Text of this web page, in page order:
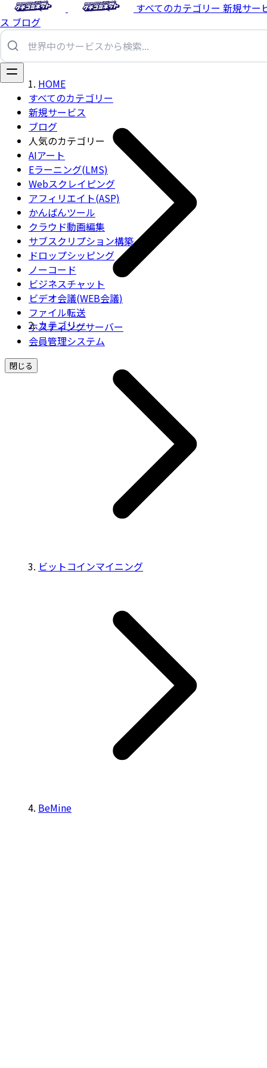
すべてのカテゴリー 新規サー
ス ブログ
すべてのカテゴリー
新規サービス
ブログ
人気のカテゴリー
AIアート
Eラーニング(LMS)
Webスクレイピング
アフィリエイト(ASP)
かんばんツール
クラウド動画編集
サブスクリプション構築
ドロップシッピング
ノーコード
ビジネスチャット
ビデオ会議(WEB会議)
ファイル転送
ホスティングサーバー
会員管理システム
閉じる
HOME
カテゴリー
ビットコインマイニング
BeMine